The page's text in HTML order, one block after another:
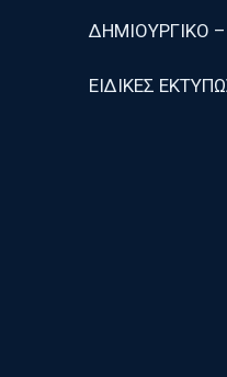
ΔΗΜΙΟΥΡΓΙΚΟ
ΕΙΔΙΚΕΣ